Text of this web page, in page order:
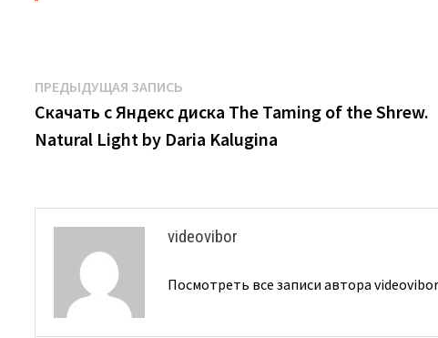
Навигация
по
записям
ПРЕДЫДУЩАЯ ЗАПИСЬ
запись:
Скачать с Яндекс диска The Taming of the Shrew.
Natural Light by Daria Kalugina
videovibor
Посмотреть все записи автора